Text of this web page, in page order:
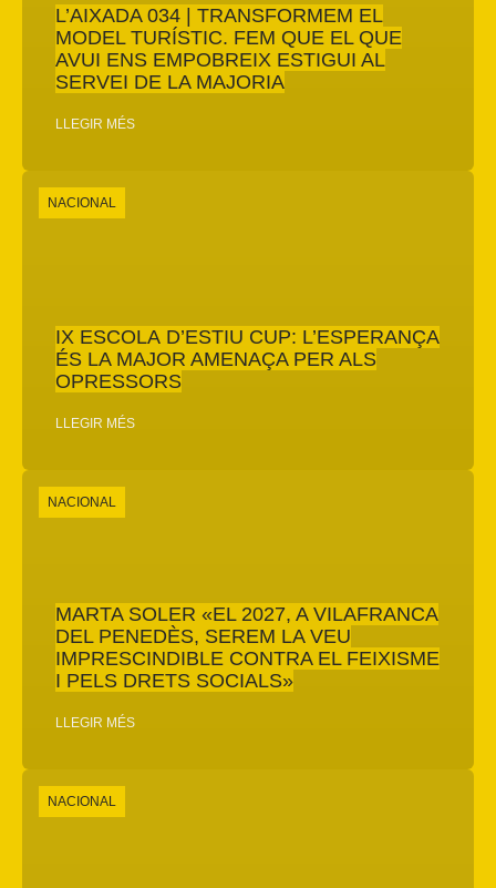
L’AIXADA 034 | TRANSFORMEM EL
MODEL TURÍSTIC. FEM QUE EL QUE
AVUI ENS EMPOBREIX ESTIGUI AL
SERVEI DE LA MAJORIA
LLEGIR MÉS
IX ESCOLA D’ESTIU CUP: L’ESPERANÇA
ÉS LA MAJOR AMENAÇA PER ALS
OPRESSORS
LLEGIR MÉS
NACIONAL
MARTA SOLER «EL 2027, A VILAFRANCA
DEL PENEDÈS, SEREM LA VEU
IMPRESCINDIBLE CONTRA EL FEIXISME
I PELS DRETS SOCIALS»
LLEGIR MÉS
NACIONAL
NACIONAL